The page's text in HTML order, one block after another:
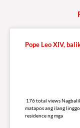
Pope Leo XIV,
176 total views
matapos ang ilang
residence ng mga